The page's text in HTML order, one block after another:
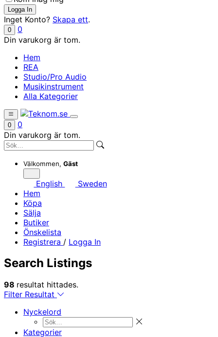
Inget Konto? Skapa ett.
0
0
Din varukorg är tom.
Hem
REA
Studio/Pro Audio
Musikinstrument
Alla Kategorier
0
0
Din varukorg är tom.
Välkommen, Gäst
English
Sweden
Hem
Köpa
Sälja
Butiker
Önskelista
Registrera / Logga In
Search Listings
98 resultat hittades.
Filter Resultat
Nyckelord
Kategorier